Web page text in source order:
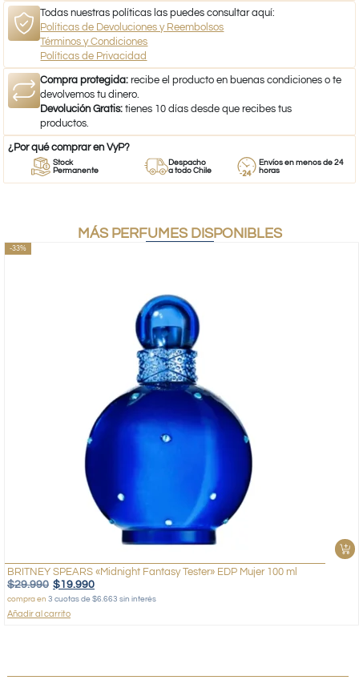
Todas nuestras políticas las puedes consultar aquí:
Políticas de Devoluciones y Reembolsos
Términos y Condiciones
Políticas de Privacidad
Compra protegida: recibe el producto en buenas condiciones o te
devolvemos tu dinero.
Devolución Gratis: tienes 10 días desde que recibes tus
productos.
¿Por qué comprar en VyP?
Stock
Permanente
Despacho
a todo Chile
Envíos en menos de 24
horas
MÁS PERFUMES DISPONIBLES
-33%
BRITNEY SPEARS «Midnight Fantasy Tester» EDP Mujer 100 ml
$29.990 $19.990
compra en 3 cuotas de $6.663 sin interés
Añadir al carrito